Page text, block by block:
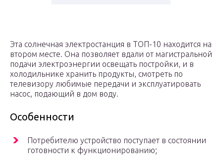
Эта солнечная электростанция в ТОП-10 находится на
втором месте. Она позволяет вдали от магистральной
подачи электроэнергии освещать постройки, и в
холодильнике хранить продукты, смотреть по
телевизору любимые передачи и эксплуатировать
насос, подающий в дом воду.
Особенности
Потребителю устройство поступает в состоянии
готовности к функционированию;